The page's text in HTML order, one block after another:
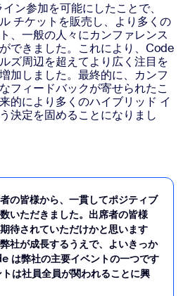
ン参加を可能にしたことで、
チケットを販売し、より多くの
、一般の人々にカンファレンス
できました。これにより、Code
ズ周辺を超えてより広く注目を
加しました。最終的に、カンフ
フィードバックが寄せられたこ
的により多くのハイブリッド イ
決定を固めることになりまし
の皆様から、一貫してポジティブ
いただきました。出席者の皆様
待されていただけかと思います
社が成長するうえで、よいきっか
は弊社の主要イベントの一つです
は社員全員が関われることに興